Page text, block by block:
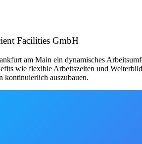
Facilities GmbH
am Main ein dynamisches
wie flexible Arbeitszeiten und
kontinuierlich auszubauen.